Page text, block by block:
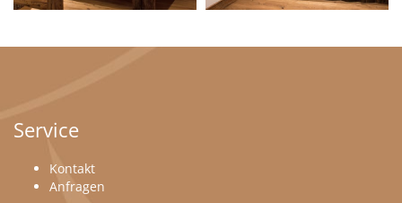
Service
Kontakt
Anfragen